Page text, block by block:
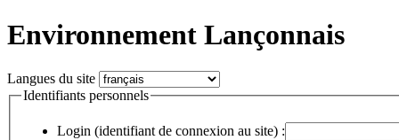
Environnement Lançonnais
Langues du site
Identifiants personnels
Login (identifiant de connexion au site) :